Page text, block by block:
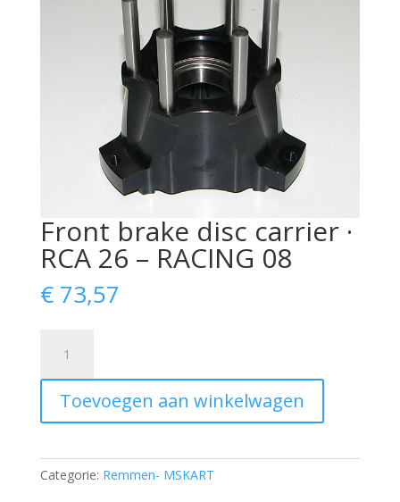
Front brake disc carrier ·
RCA 26 – RACING 08
€73,57
brake
disc
carrier
·
26
-
Toevoegen aan winkelwagen
Categorie: Remmen- MSKART